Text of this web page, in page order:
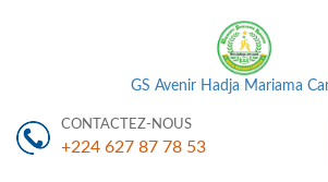
GS Avenir Hadja Mariama
CONTACTEZ-NOUS
+224 627 87 78 53